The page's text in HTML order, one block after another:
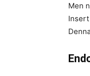
Men
Insert